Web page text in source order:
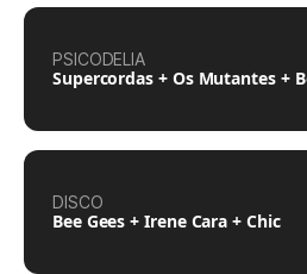
PSICODELIA
Supercordas + Os Mutantes +
DISCO
Bee Gees + Irene Cara + Chic